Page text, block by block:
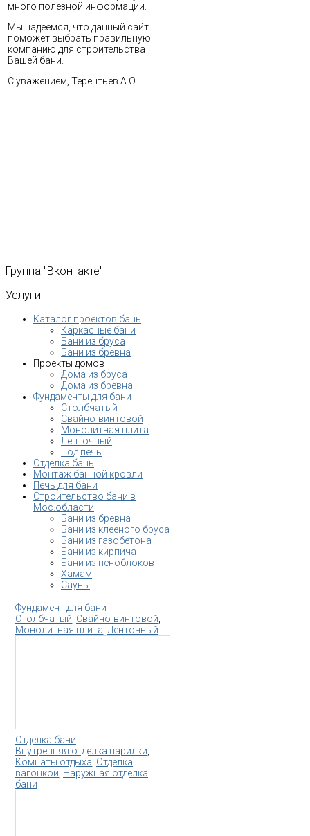
много полезной информации.
Мы надеемся, что данный сайт
поможет выбрать правильную
компанию для строительства
Вашей бани.
С уважением, Терентьев А.О.
Группа "Вконтакте"
Услуги
Каталог проектов бань
Каркасные бани
Бани из бруса
Бани из бревна
Проекты домов
Дома из бруса
Дома из бревна
Фундаменты для бани
Столбчатый
Свайно-винтовой
Монолитная плита
Ленточный
Под печь
Отделка бань
Монтаж банной кровли
Печь для бани
Строительство бани в
Мос.области
Бани из бревна
Бани из клееного бруса
Бани из газобетона
Бани из кирпича
Бани из пеноблоков
Хамам
Сауны
Фундамент для бани
Столбчатый Свайно-винтовой
Монолитная плита Ленточный
Отделка бани
Внутренняя отделка парилки
Комнаты отдыха Отделка
вагонкой Наружная отделка
бани